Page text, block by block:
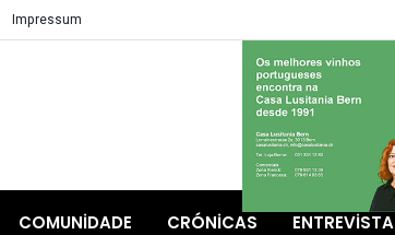
Impressum
COMUNIDADE CRÓNICAS ENTREVISTA